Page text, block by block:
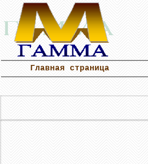
Главная страница